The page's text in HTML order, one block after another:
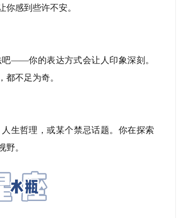
感到些许不安。
吧——你的表达方式会让人印象深刻。
不足为奇。
生哲理，或某个禁忌话题。你在探索
。